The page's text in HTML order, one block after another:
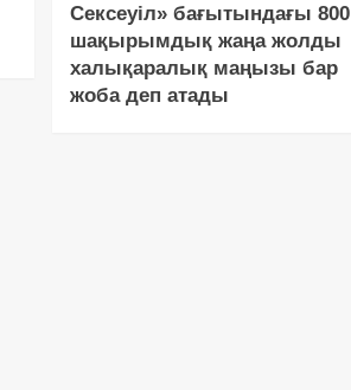
Сексеуіл» бағытындағы 800
шақырымдық жаңа жолды
халықаралық маңызы бар
жоба деп атады